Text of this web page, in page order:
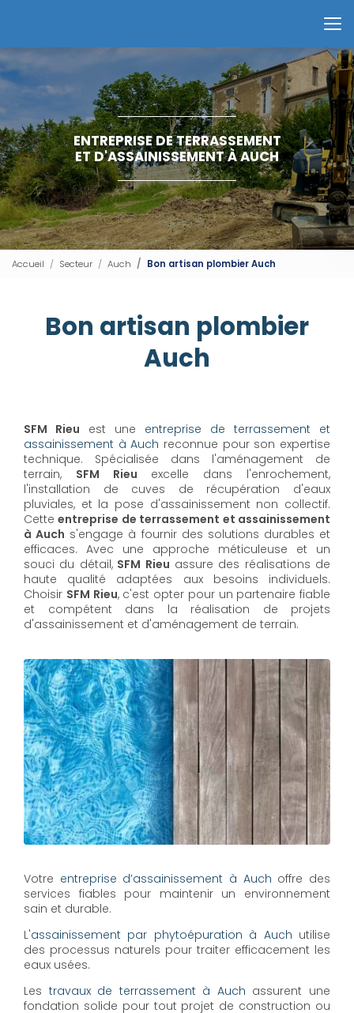
principal
ENTREPRISE DE TERRASSEMENT
ET D'ASSAINISSEMENT À AUCH
Accueil Secteur Auch Bon artisan plombier Auch
Bon artisan plombier
Auch
SFM Rieu est une entreprise de terrassement et
assainissement à Auch reconnue pour son expertise
technique. Spécialisée dans l'aménagement de
terrain, SFM Rieu excelle dans l'enrochement,
l'installation de cuves de récupération d'eaux
pluviales, et la pose d'assainissement non collectif.
Cetteentreprise de terrassement et assainissement
à Auch s'engage à fournir des solutions durables et
efficaces. Avec une approche méticuleuse et un
souci du détail,SFM Rieu assure des réalisations de
haute qualité adaptées aux besoins individuels.
Choisir SFM Rieu, c'est opter pour un partenaire fiable
et compétent dans la réalisation de projets
d'assainissement et d'aménagement de terrain.
Votre entreprise d’assainissement à Auch offre des
services fiables pour maintenir un environnement
sain et durable.
L'assainissement par phytoépuration à Auch utilise
des processus naturels pour traiter efficacement les
eaux usées.
Les travaux de terrassement à Auch assurent une
fondation solide pour tout projet de construction ou